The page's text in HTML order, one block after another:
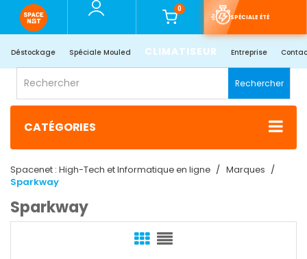
0
SPÉCIALE ÉTÉ
Déstockage Spéciale Mouled CLIMATISEUR Entreprise
Rechercher
CATÉGORIES
Spacenet : High-Tech et Informatique en ligne
Marques
Sparkway
Sparkway